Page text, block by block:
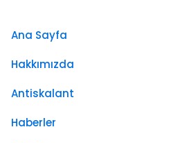
Ana Sayfa
Hakkımızda
Antiskalant
Haberler